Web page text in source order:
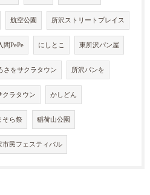
航空公園 所沢ストリートプレイス
間PePe にしとこ 東所沢パン屋
さをサクラタウン 所沢パンを
クラタウン かしどん
そら祭 稲荷山公園
市民フェスティバル